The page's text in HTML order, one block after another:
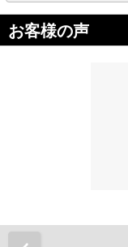
お客様の声